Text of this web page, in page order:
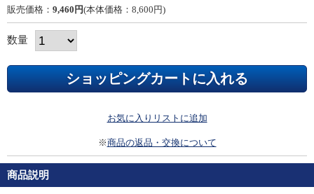
販売価格： 9,460円(本体価格：8,600円)
数量
お気に入りリストに追加
※商品の返品・交換について
商品説明